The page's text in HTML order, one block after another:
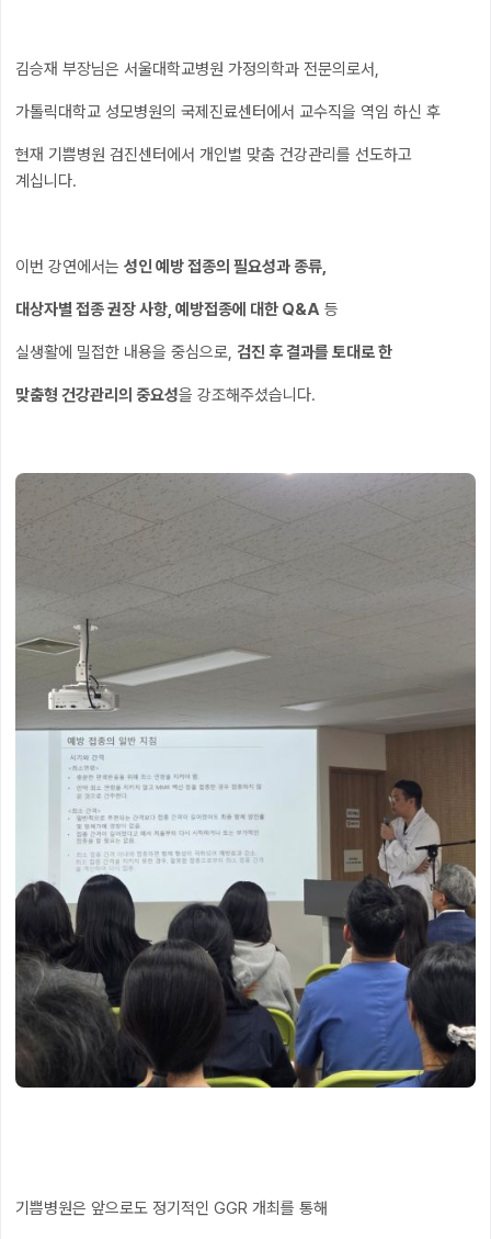
김승재 부장님은 서울대학교병원 가정의학과 전문의로서,
가톨릭대학교 성모병원의 국제진료센터에서 교수직을 역임 하신 후
현재 기쁨병원 검진센터에서 개인별 맞춤 건강관리를 선도하고
계십니다.
이번 강연에서는성인 예방 접종의 필요성과 종류,
대상자별 접종 권장 사항, 예방접종에 대한 Q&A 등
실생활에 밀접한 내용을 중심으로, 검진 후 결과를 토대로 한
맞춤형 건강관리의 중요성을 강조해주셨습니다.
기쁨병원은 앞으로도 정기적인 GGR 개최를 통해